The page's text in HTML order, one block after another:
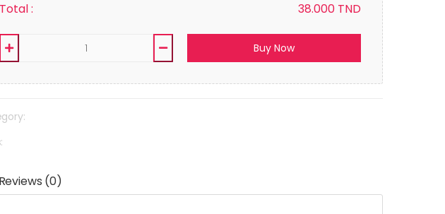
Total : 38.000 TND
Buy Now
Reviews (0)